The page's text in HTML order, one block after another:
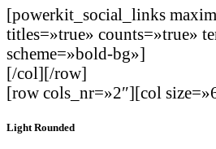
[powerkit_social_links
titles=»true» counts=»true»
scheme=»bold-bg»]
[/col][/row]
[row cols_nr=»2″][col
Light Rounded